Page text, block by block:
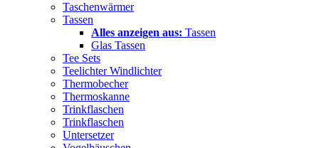
Taschenwärmer
Tassen
Alles anzeigen aus: Tassen
Glas Tassen
Tee Sets
Teelichter Windlichter
Thermobecher
Thermoskanne
Trinkflaschen
Trinkflaschen
Untersetzer